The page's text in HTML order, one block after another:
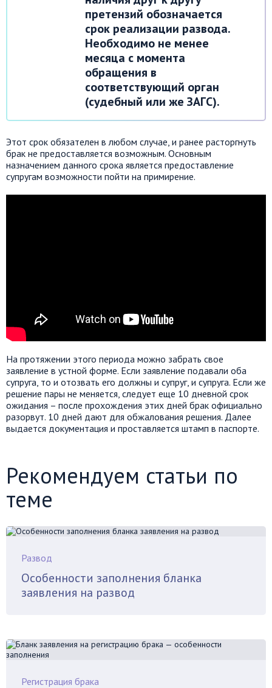
претензий обозначается
срок реализации развода.
Необходимо не менее
месяца с момента
обращения в
соответствующий орган
(судебный или же ЗАГС).
Этот срок обязателен в любом случае, и ранее расторгнуть
брак не предоставляется возможным. Основным
назначением данного срока является предоставление
супругам возможности пойти на примирение.
На протяжении этого периода можно забрать свое
заявление в устной форме. Если заявление подавали оба
супруга, то и отозвать его должны и супруг, и супруга. Если же
решение пары не меняется, следует еще 10 дневной срок
ожидания – после прохождения этих дней брак официально
разорвут. 10 дней дают для обжалования решения. Далее
выдается документация и проставляется штамп в паспорте.
Рекомендуем статьи по
теме
Развод
Особенности заполнения бланка
заявления на развод
Регистрация брака